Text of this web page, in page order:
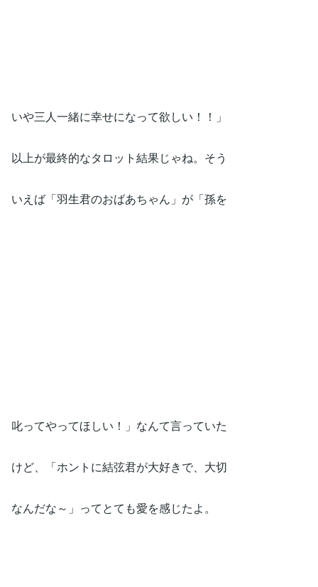
いや三人一緒に幸せになって欲しい！！」
以上が最終的なタロット結果じゃね。そう
いえば「羽生君のおばあちゃん」が「孫を
叱ってやってほしい！」なんて言っていた
けど、「ホントに結弦君が大好きで、大切
なんだな～」ってとても愛を感じたよ。